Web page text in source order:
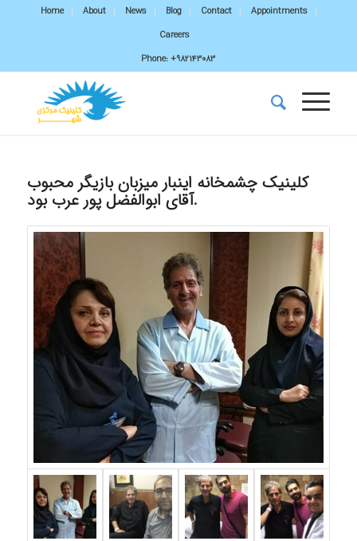
Home About News Blog Contact
Appointments
Careers
Phone:+982143083
کلینیک چشمخانه اینبار میزبان بازیگر محبوب
آقای ابوالفضل پور عرب بود.